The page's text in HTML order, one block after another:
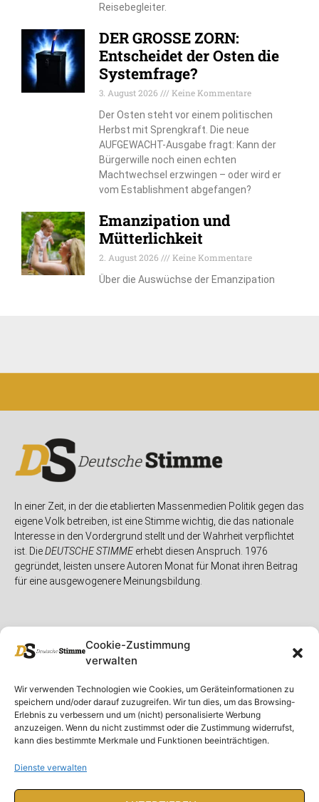
Cookie-Zustimmung
verwalten
Wir verwenden Technologien wie Cookies, um Geräteinformationen zu
speichern und/oder darauf zuzugreifen. Wir tun dies, um das Browsing-
Erlebnis zu verbessern und um (nicht) personalisierte Werbung
anzuzeigen. Wenn du nicht zustimmst oder die Zustimmung widerrufst,
kann dies bestimmte Merkmale und Funktionen beeinträchtigen.
Dienste verwalten
Reisebegleiter.
DER GROSSE ZORN:
Entscheidet der Osten die
Systemfrage?
3. August 2026
Keine Kommentare
Der Osten steht vor einem politischen
Herbst mit Sprengkraft. Die neue
AUFGEWACHT-Ausgabe fragt: Kann der
Bürgerwille noch einen echten
Machtwechsel erzwingen – oder wird er
vom Establishment abgefangen?
Emanzipation und
Mütterlichkeit
2. August 2026
Keine Kommentare
Über die Auswüchse der Emanzipation
In einer Zeit, in der die etablierten Massenmedien Politik gegen das
eigene Volk betreiben, ist eine Stimme wichtig, die das nationale
Interesse in den Vordergrund stellt und der Wahrheit verpflichtet
ist. DieDEUTSCHE STIMMEerhebt diesen Anspruch. 1976
gegründet, leisten unsere Autoren Monat für Monat ihren Beitrag
für eine ausgewogenere Meinungsbildung.
Unser Magazin
Spenden
Ausgaben
Abonnieren
Rubriken
Deutschland
Ausland
Feuilleton
Rechtliches
Rechtliche Hinweise
Impressum
Datenschutzerklärung